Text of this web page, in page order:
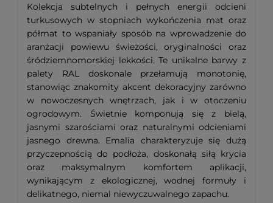
Kolekcja subtelnych i pełnych energii odcieni
turkusowych w stopniach wykończenia mat oraz
półmat to wspaniały sposób na wprowadzenie do
aranżacji powiewu świeżości, oryginalności oraz
śródziemnomorskiej lekkości. Te unikalne barwy z
palety RAL doskonale przełamują monotonię,
stanowiąc znakomity akcent dekoracyjny zarówno
w nowoczesnych wnętrzach, jak i w otoczeniu
ogrodowym. Świetnie komponują się z bielą,
jasnymi szarościami oraz naturalnymi odcieniami
jasnego drewna. Emalia charakteryzuje się dużą
przyczepnością do podłoża, doskonałą siłą krycia
oraz maksymalnym komfortem aplikacji,
wynikającym z ekologicznej, wodnej formuły i
delikatnego, niemal niewyczuwalnego zapachu.